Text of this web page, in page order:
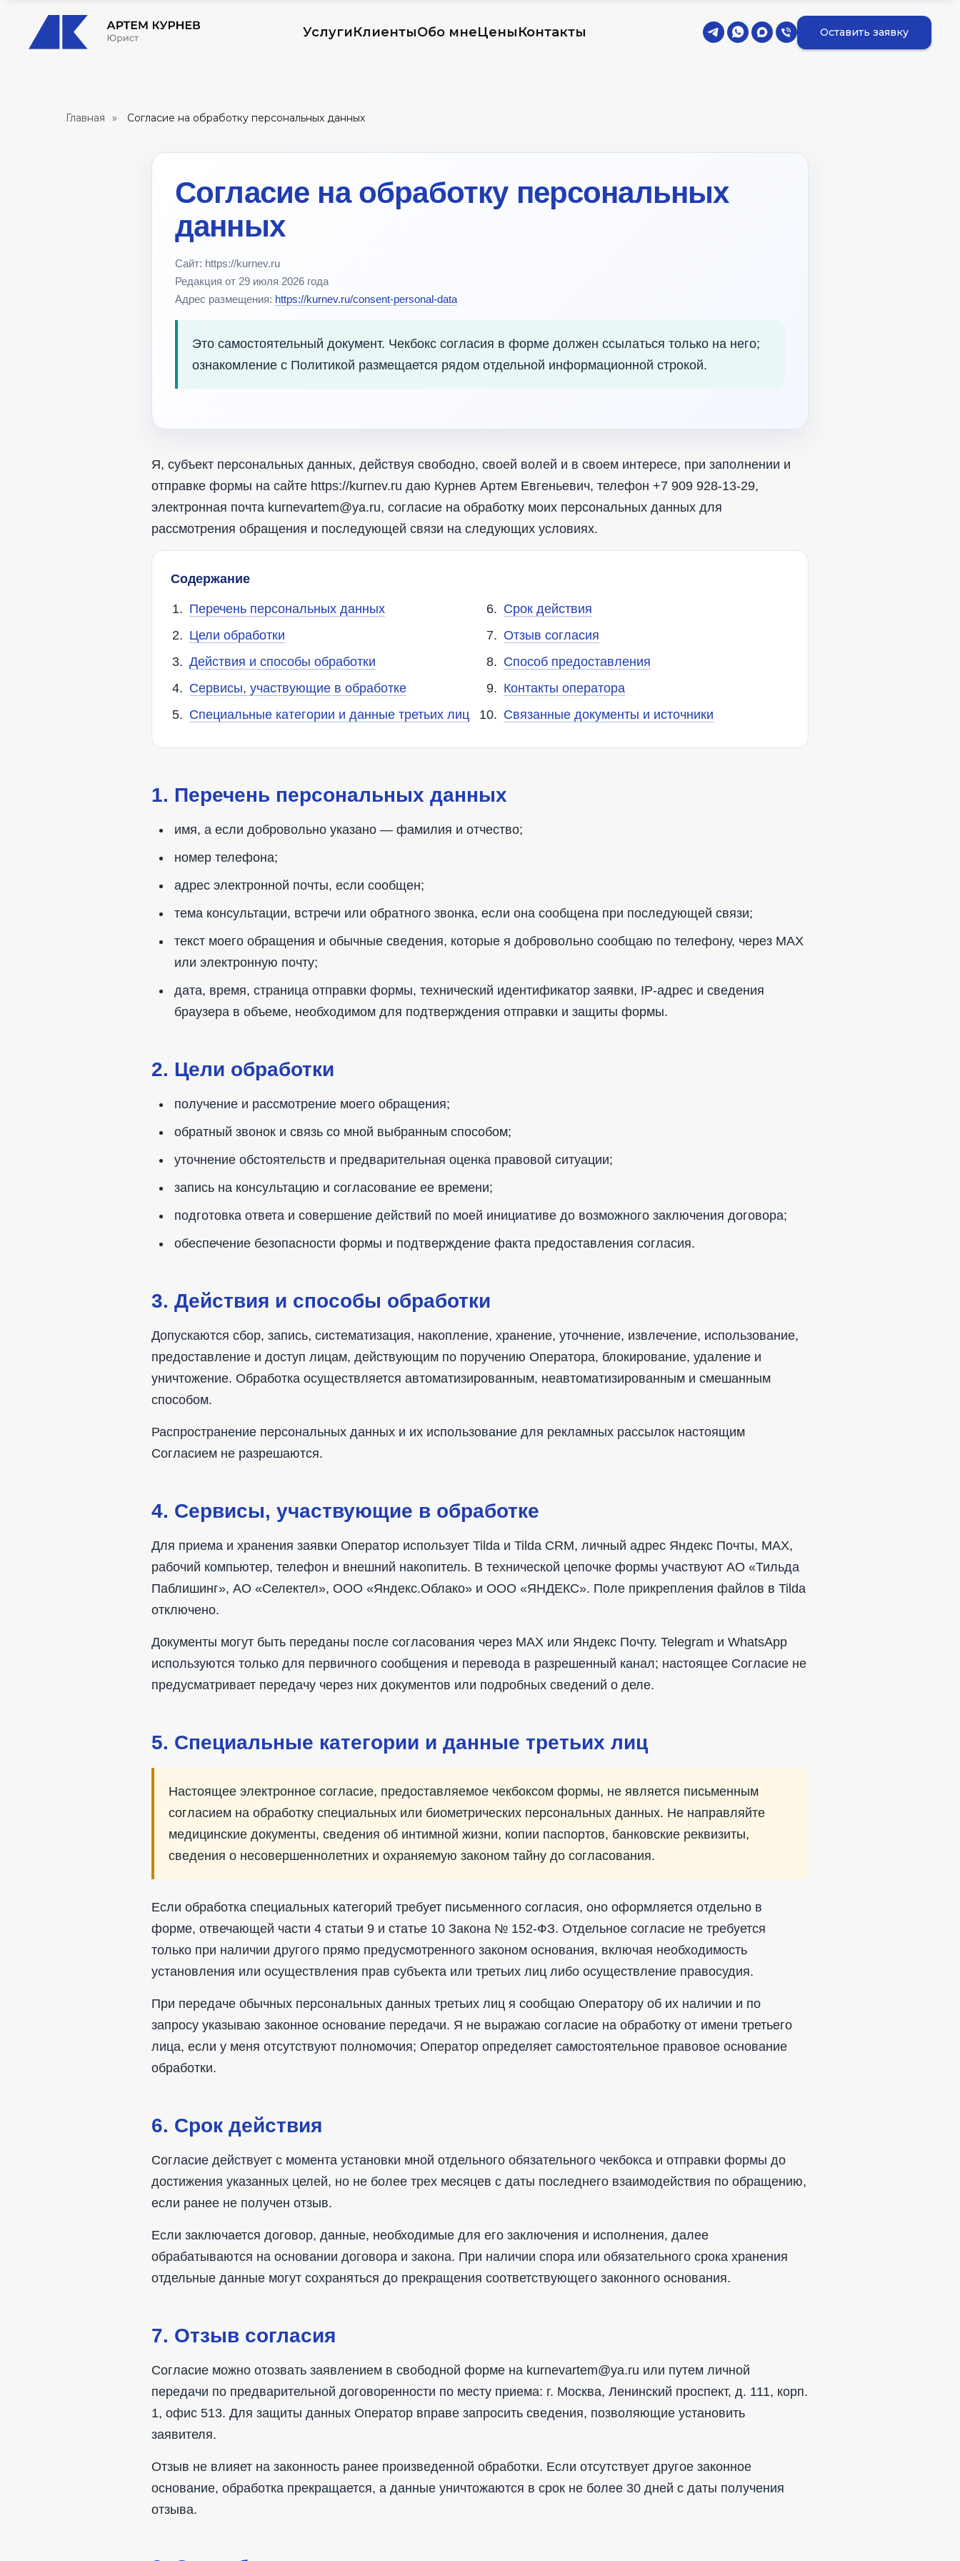
УслугиКлиентыОбо мнеЦеныКонтакты Оставить заявку
Главная » Согласие на обработку персональных данных
Согласие на обработку персональных
данных
Сайт: https://kurnev.ru
Редакция от 29 июля 2026 года
Адрес размещения: https://kurnev.ru/consent-personal-data
Это самостоятельный документ. Чекбокс согласия в форме должен ссылаться только на него;
ознакомление с Политикой размещается рядом отдельной информационной строкой.
Я, субъект персональных данных, действуя свободно, своей волей и в своем интересе, при заполнении и
отправке формы на сайте https://kurnev.ru даю Курнев Артем Евгеньевич, телефон +7 909 928-13-29,
электронная почта kurnevartem@ya.ru, согласие на обработку моих персональных данных для
рассмотрения обращения и последующей связи на следующих условиях.
Содержание
Перечень персональных данных
Цели обработки
Действия и способы обработки
Сервисы, участвующие в обработке
Специальные категории и данные третьих лиц
Срок действия
Отзыв согласия
Способ предоставления
Контакты оператора
Связанные документы и источники
1. Перечень персональных данных
имя, а если добровольно указано — фамилия и отчество;
номер телефона;
адрес электронной почты, если сообщен;
тема консультации, встречи или обратного звонка, если она сообщена при последующей связи;
текст моего обращения и обычные сведения, которые я добровольно сообщаю по телефону, через MAX
или электронную почту;
дата, время, страница отправки формы, технический идентификатор заявки, IP-адрес и сведения
браузера в объеме, необходимом для подтверждения отправки и защиты формы.
2. Цели обработки
получение и рассмотрение моего обращения;
обратный звонок и связь со мной выбранным способом;
уточнение обстоятельств и предварительная оценка правовой ситуации;
запись на консультацию и согласование ее времени;
подготовка ответа и совершение действий по моей инициативе до возможного заключения договора;
обеспечение безопасности формы и подтверждение факта предоставления согласия.
3. Действия и способы обработки
Допускаются сбор, запись, систематизация, накопление, хранение, уточнение, извлечение, использование,
предоставление и доступ лицам, действующим по поручению Оператора, блокирование, удаление и
уничтожение. Обработка осуществляется автоматизированным, неавтоматизированным и смешанным
способом.
Распространение персональных данных и их использование для рекламных рассылок настоящим
Согласием не разрешаются.
4. Сервисы, участвующие в обработке
Для приема и хранения заявки Оператор использует Tilda и Tilda CRM, личный адрес Яндекс Почты, MAX,
рабочий компьютер, телефон и внешний накопитель. В технической цепочке формы участвуют АО «Тильда
Паблишинг», АО «Селектел», ООО «Яндекс.Облако» и ООО «ЯНДЕКС». Поле прикрепления файлов в Tilda
отключено.
Документы могут быть переданы после согласования через MAX или Яндекс Почту. Telegram и WhatsApp
используются только для первичного сообщения и перевода в разрешенный канал; настоящее Согласие не
предусматривает передачу через них документов или подробных сведений о деле.
5. Специальные категории и данные третьих лиц
Настоящее электронное согласие, предоставляемое чекбоксом формы, не является письменным
согласием на обработку специальных или биометрических персональных данных. Не направляйте
медицинские документы, сведения об интимной жизни, копии паспортов, банковские реквизиты,
сведения о несовершеннолетних и охраняемую законом тайну до согласования.
Если обработка специальных категорий требует письменного согласия, оно оформляется отдельно в
форме, отвечающей части 4 статьи 9 и статье 10 Закона № 152-ФЗ. Отдельное согласие не требуется
только при наличии другого прямо предусмотренного законом основания, включая необходимость
установления или осуществления прав субъекта или третьих лиц либо осуществление правосудия.
При передаче обычных персональных данных третьих лиц я сообщаю Оператору об их наличии и по
запросу указываю законное основание передачи. Я не выражаю согласие на обработку от имени третьего
лица, если у меня отсутствуют полномочия; Оператор определяет самостоятельное правовое основание
обработки.
6. Срок действия
Согласие действует с момента установки мной отдельного обязательного чекбокса и отправки формы до
достижения указанных целей, но не более трех месяцев с даты последнего взаимодействия по обращению,
если ранее не получен отзыв.
Если заключается договор, данные, необходимые для его заключения и исполнения, далее
обрабатываются на основании договора и закона. При наличии спора или обязательного срока хранения
отдельные данные могут сохраняться до прекращения соответствующего законного основания.
7. Отзыв согласия
Согласие можно отозвать заявлением в свободной форме на kurnevartem@ya.ru или путем личной
передачи по предварительной договоренности по месту приема: г. Москва, Ленинский проспект, д. 111, корп.
1, офис 513. Для защиты данных Оператор вправе запросить сведения, позволяющие установить
заявителя.
Отзыв не влияет на законность ранее произведенной обработки. Если отсутствует другое законное
основание, обработка прекращается, а данные уничтожаются в срок не более 30 дней с даты получения
отзыва.